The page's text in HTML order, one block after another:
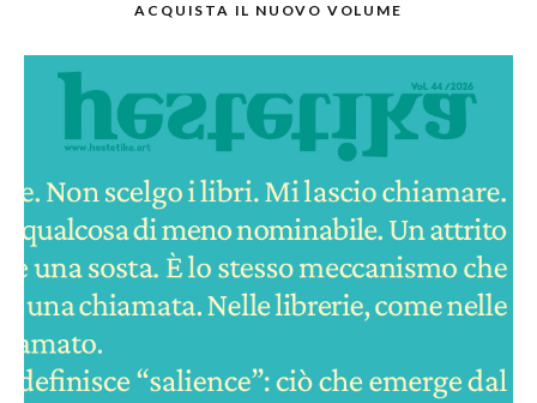
ACQUISTA IL NUOVO VOLUME